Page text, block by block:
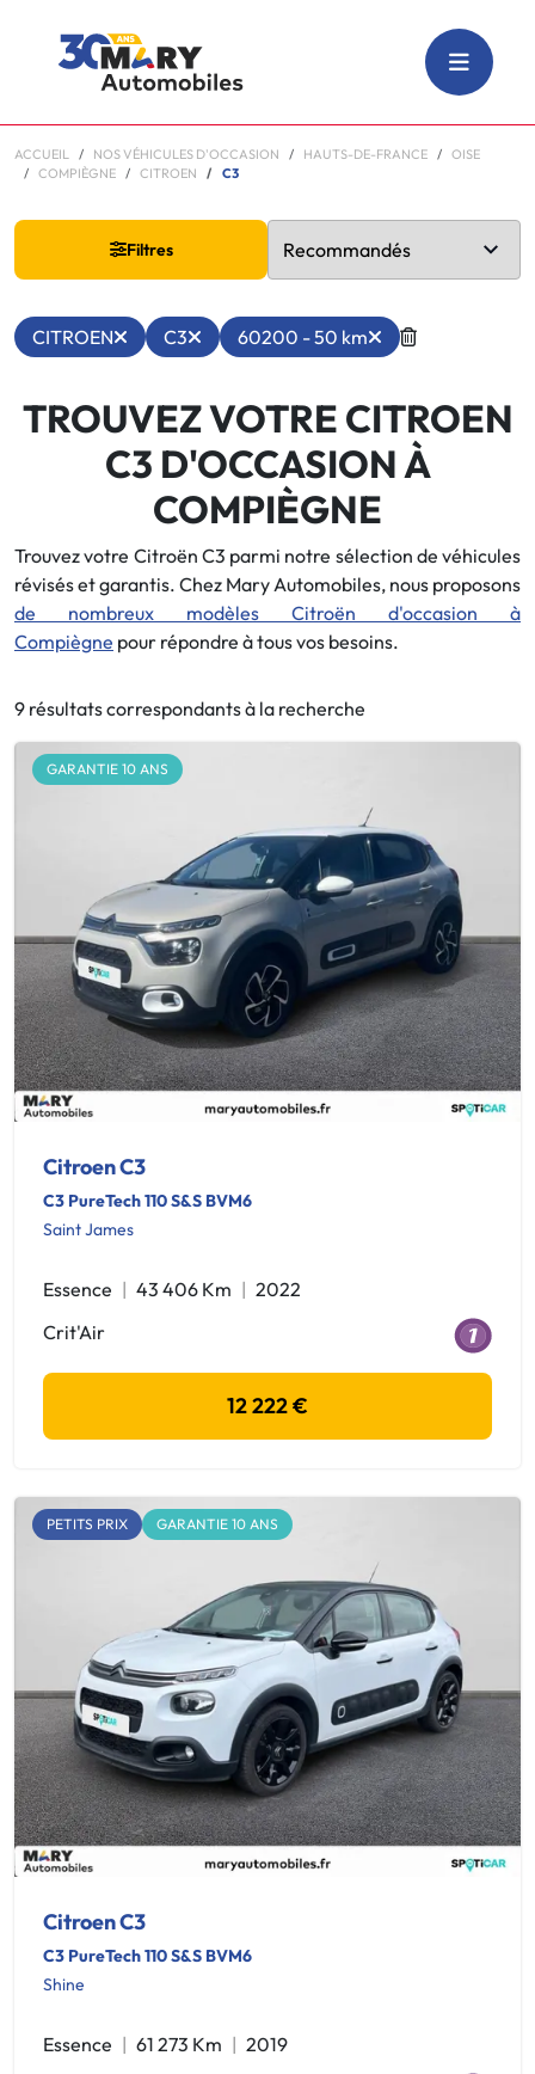
ACCUEIL NOS VÉHICULES D'OCCASION HAUTS-DE-FRANCE
OISE
COMPIÈGNE
CITROEN C3
Filtres
CITROEN C3 60200 - 50 km
TROUVEZ VOTRE CITROEN
C3 D'OCCASION À
COMPIÈGNE
Trouvez votre Citroën C3 parmi notre sélection de véhicules
révisés et garantis. Chez Mary Automobiles, nous proposons
de nombreux modèles Citroën d'occasion à
Compiègne pour répondre à tous vos besoins.
9 résultats correspondants à la recherche
GARANTIE 10 ANS
Citroen C3
C3 PureTech 110 S&S BVM6
Saint James
Essence 43 406 Km
2022
Crit'Air
12 222 €
PETITS PRIX GARANTIE 10 ANS
Citroen C3
C3 PureTech 110 S&S BVM6
Shine
Essence 61 273 Km
2019